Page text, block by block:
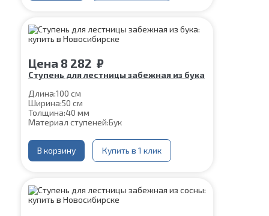
Цена 8 282 ₽
Ступень для лестницы забежная из бука
Длина:100 см
Ширина:50 см
Толщина:40 мм
Материал ступеней:Бук
В корзину Купить в 1 клик